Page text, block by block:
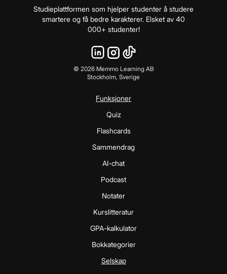
Studieplattformen som hjelper studenter å studere
smartere og få bedre karakterer. Elsket av 40
000+ studenter!
© 2026Memmo Learning AB
Stockholm, Sverige
Funksjoner
Quiz
Flashcards
Sammendrag
AI-chat
Podcast
Notater
Kurslitteratur
GPA-kalkulator
Bokkategorier
Selskap